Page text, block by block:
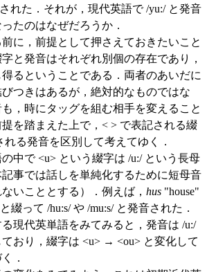
れた．それが，現代英語で /yu:/ と発音
たのはなぜだろうか．
に，前提として押さえておきたいこと
と発音はそれぞれ別個の存在であり，
るということである．両者のあいだに
つきはあるが，絶対的なものではな
，時にタッグを組む相手を変えること
を踏まえた上で，< > で表記される綴
れる発音を区別して考えてゆく．
中で <u> という綴字は /u:/ という長母
事では話しを単純化するために短母音
いこととする）．例えば， hus "house"
綴って /hu:s/ や /mu:s/ と発音された．
現代英単語をみてみると，発音は /u:/
おり，綴字は <u> → <ou> と変化して
．